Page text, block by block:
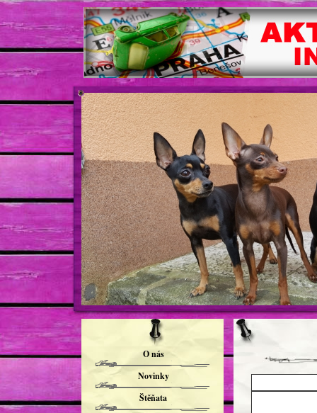
O nás
Novinky
Štěňata